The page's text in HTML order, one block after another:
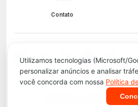
Utilizamos tecnologias (Microsoft/
personalizar anúncios e analisar
você concorda com nossa Política
Contato
Infraestrutura e Segurança.